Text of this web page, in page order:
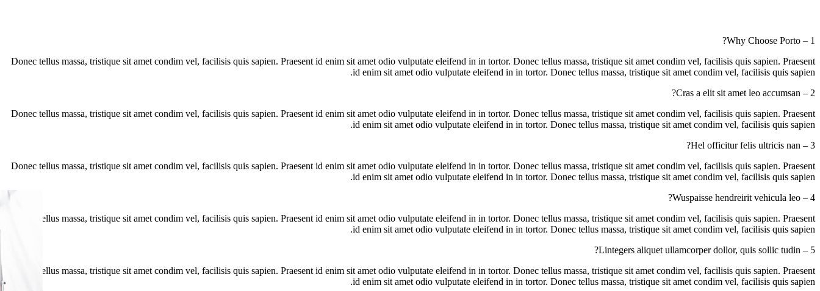
1 – Why Choose Porto?
Donec tellus massa, tristique sit amet condim vel, facilisis quis sapien. Praesent id enim sit amet odio vulputate eleifend in in tortor. Donec tellus massa, tristique sit amet condim vel, facilisis quis sapien. Praesent
id enim sit amet odio vulputate eleifend in in tortor. Donec tellus massa, tristique sit amet condim vel, facilisis quis sapien.
2 – Cras a elit sit amet leo accumsan?
Donec tellus massa, tristique sit amet condim vel, facilisis quis sapien. Praesent id enim sit amet odio vulputate eleifend in in tortor. Donec tellus massa, tristique sit amet condim vel, facilisis quis sapien. Praesent
id enim sit amet odio vulputate eleifend in in tortor. Donec tellus massa, tristique sit amet condim vel, facilisis quis sapien.
3 – Hel officitur felis ultricis nan?
Donec tellus massa, tristique sit amet condim vel, facilisis quis sapien. Praesent id enim sit amet odio vulputate eleifend in in tortor. Donec tellus massa, tristique sit amet condim vel, facilisis quis sapien. Praesent
id enim sit amet odio vulputate eleifend in in tortor. Donec tellus massa, tristique sit amet condim vel, facilisis quis sapien.
4 – Wuspaisse hendreirit vehicula leo?
Donec tellus massa, tristique sit amet condim vel, facilisis quis sapien. Praesent id enim sit amet odio vulputate eleifend in in tortor. Donec tellus massa, tristique sit amet condim vel, facilisis quis sapien. Praesent
id enim sit amet odio vulputate eleifend in in tortor. Donec tellus massa, tristique sit amet condim vel, facilisis quis sapien.
5 – Lintegers aliquet ullamcorper dollor, quis sollic tudin?
Donec tellus massa, tristique sit amet condim vel, facilisis quis sapien. Praesent id enim sit amet odio vulputate eleifend in in tortor. Donec tellus massa, tristique sit amet condim vel, facilisis quis sapien. Praesent
id enim sit amet odio vulputate eleifend in in tortor. Donec tellus massa, tristique sit amet condim vel, facilisis quis sapien.